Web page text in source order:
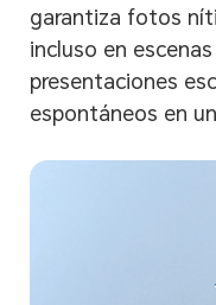
garantiza fotos
incluso en
presentaciones
espontáneos en